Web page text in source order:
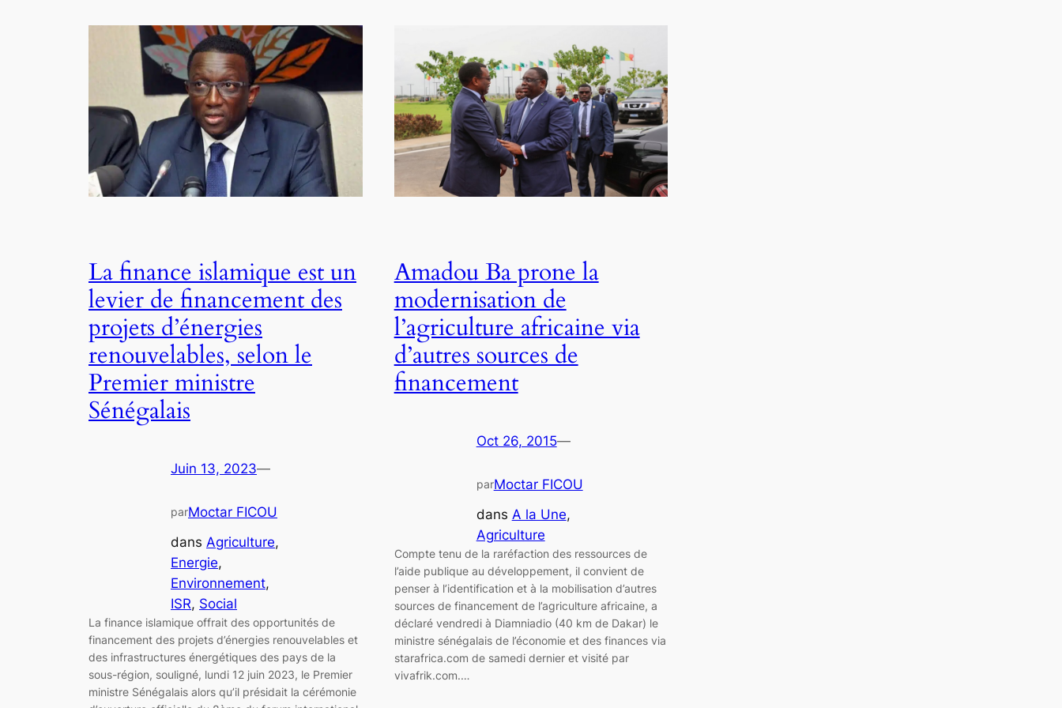
La finance islamique est un
levier de financement des
projets d’énergies
renouvelables, selon le
Premier ministre
Sénégalais
Juin 13, 2023—
parMoctar FICOU
dans Agriculture
Energie
Environnement
ISR, Social
La finance islamique offrait des opportunités de
financement des projets d’énergies renouvelables et
des infrastructures énergétiques des pays de la
sous-région, souligné, lundi 12 juin 2023, le Premier
ministre Sénégalais alors qu’il présidait la cérémonie
Amadou Ba prone la
modernisation de
l’agriculture africaine via
d’autres sources de
financement
Oct 26, 2015—
parMoctar FICOU
dans A la Une
Agriculture
Compte tenu de la raréfaction des ressources de
l’aide publique au développement, il convient de
penser à l’identification et à la mobilisation d’autres
sources de financement de l’agriculture africaine, a
déclaré vendredi à Diamniadio (40 km de Dakar) le
ministre sénégalais de l’économie et des finances via
starafrica.com de samedi dernier et visité par
vivafrik.com.…